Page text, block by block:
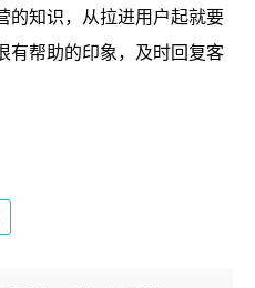
的知识，从拉进用户起就要
有帮助的印象，及时回复客